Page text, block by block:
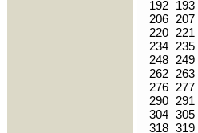
192
193
206 207
220
221
234
235
248
249
262
263
276
277
290
291
304 305
318 319